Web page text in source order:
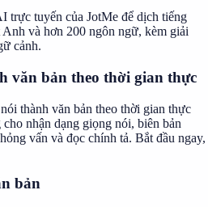
trực tuyến của JotMe để dịch tiếng
và hơn 200 ngôn ngữ, kèm giải
cảnh.
văn bản theo thời gian thực
thành văn bản theo thời gian thực
nhận dạng giọng nói, biên bản
vấn và đọc chính tả. Bắt đầu ngay,
bản